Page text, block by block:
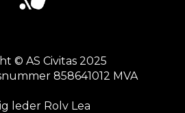
© AS Civitas 2025
858641012 MVA
leder Rolv Lea